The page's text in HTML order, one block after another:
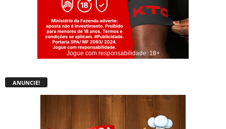
Jogue com responsabilidade. 18+
ANUNCIE!